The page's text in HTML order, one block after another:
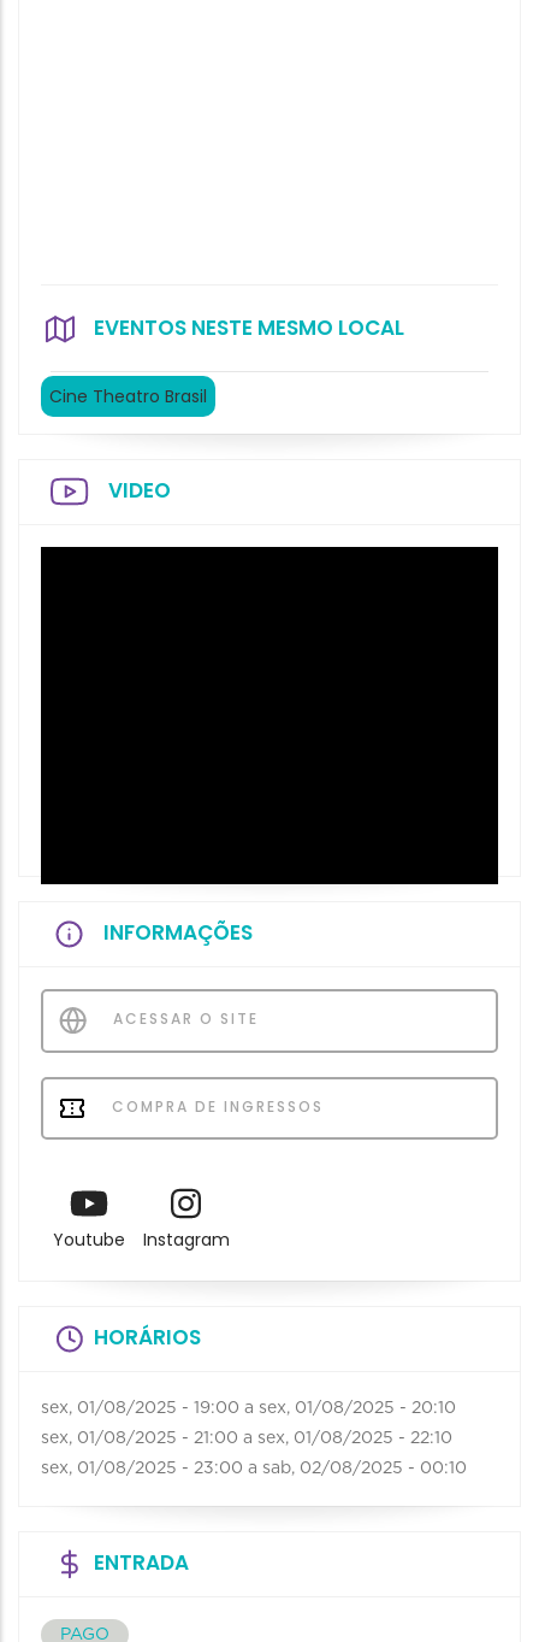
EVENTOS NESTE MESMO LOCAL
Cine Theatro Brasil
VIDEO
INFORMAÇÕES
ACESSAR O SITE
COMPRA DE INGRESSOS
Youtube Instagram
HORÁRIOS
sex, 01/08/2025 - 19:00 a sex, 01/08/2025 - 20:10
sex, 01/08/2025 - 21:00 a sex, 01/08/2025 - 22:10
sex, 01/08/2025 - 23:00 a sab, 02/08/2025 - 00:10
ENTRADA
PAGO